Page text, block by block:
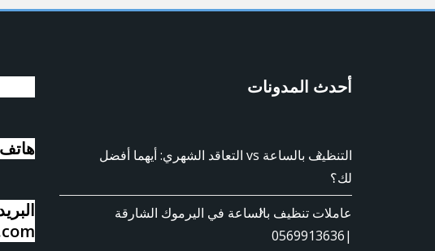
هاتف :
أحدث المدونات
التنظيف بالساعة vs التعاقد الشهري: أيهما أفضل
لك؟
عاملات تنظيف بالساعة في اليرموك الشارقة
|0569913636